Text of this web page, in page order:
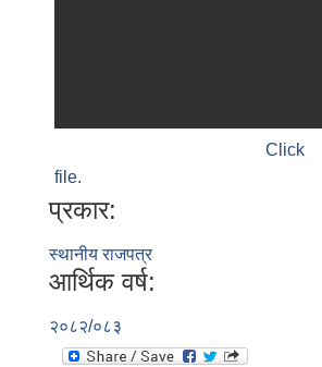
file.
प्रकार:
स्थानीय राजपत्र
आर्थिक वर्ष:
२०८२/०८३